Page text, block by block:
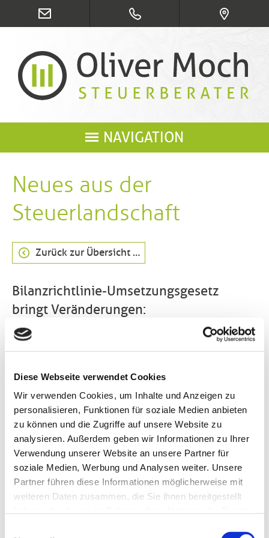
Diese Webseite verwendet Cookies
Wir verwenden Cookies, um Inhalte und Anzeigen zu
personalisieren, Funktionen für soziale Medien anbieten
zu können und die Zugriffe auf unsere Website zu
analysieren. Außerdem geben wir Informationen zu Ihrer
Verwendung unserer Website an unsere Partner für
soziale Medien, Werbung und Analysen weiter. Unsere
Partner führen diese Informationen möglicherweise mit
weiteren Daten zusammen, die Sie ihnen bereitgestellt
NAVIGATION
Neues aus der
Steuerlandschaft
Zurück zur Übersicht …
Bilanzrichtlinie-Umsetzungsgesetz
bringt Veränderungen:
Größeneinteilung von
Kapitalgesellschaften soll angehoben
sind Erleichterungen bei der Rechnungslegung in
Sicht. Nach dem Entwurf zum Bilanzrichtlinie-
Umsetzungsgesetz sollen sie fortan als klein
eingestuft werden und diese Vorteile ab dem
Jahresabschluss 2014 nutzen können.
Welche Größenklasse einer Kapitalgesellschaft
zugeordnet wird, hängt von ihrer Bilanzsumme, ihren
Umsatzerlösen und der durchschnittlichen Zahl ihrer